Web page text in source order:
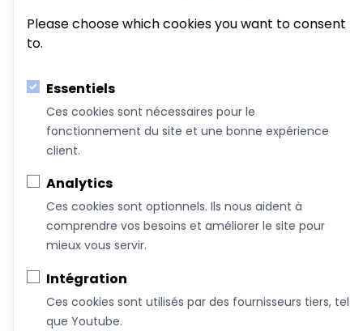
Au service du bien-être de votre famille!
Coachs &
À propos de nous
Devenez commanditaire
Termes et conditions
Please choose which cookies you want to consent
to.
Essentiels
Ces cookies sont nécessaires pour le
fonctionnement du site et une bonne expérience
client.
Analytics
Ces cookies sont optionnels. Ils nous aident à
comprendre vos besoins et améliorer le site pour
mieux vous servir.
Intégration
Ces cookies sont utilisés par des fournisseurs tiers, tel
que Youtube.